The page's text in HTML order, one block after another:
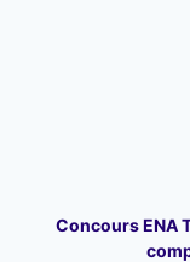
Concours ENA